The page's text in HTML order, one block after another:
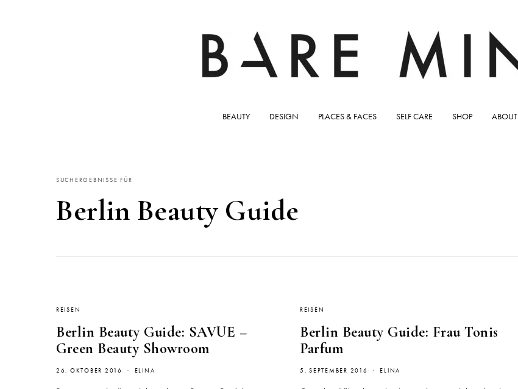
BEAUTY DESIGN PLACES & FACES SELF CARE SHOP ABOUT
SUCHERGEBNISSE FÜR
Berlin Beauty Guide
REISEN
Berlin Beauty Guide: SAVUE –
Green Beauty Showroom
26. OKTOBER 2016 ELINA
REISEN
Berlin Beauty Guide: Frau Tonis
Parfum
5. SEPTEMBER 2016 ELINA